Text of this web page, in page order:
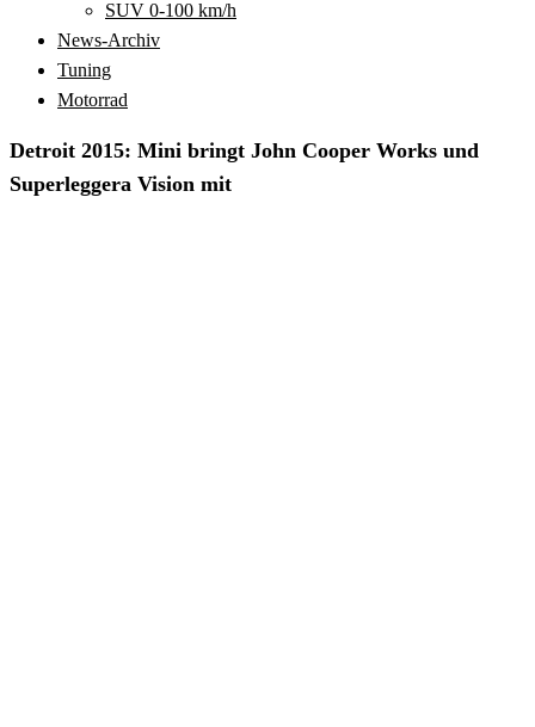
SUV 0-100 km/h
News-Archiv
Tuning
Motorrad
Detroit 2015: Mini bringt John Cooper Works und
Superleggera Vision mit